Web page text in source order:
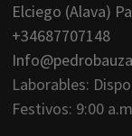
Elciego (Alava)
+34687707148
Laborables:
Festivos: 9:00